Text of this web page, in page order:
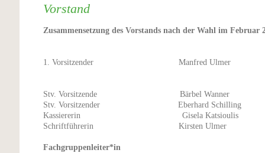
Vorstand
Zusammensetzung des Vorstands nach der Wahl im Februar
1. Vorsitzender Manfred Ulmer
Stv. Vorsitzende Bärbel Wanner
Stv. Vorsitzender Eberhard Schilling
Kassiererin Gisela Katsioulis
Schriftführerin Kirsten Ulmer
Fachgruppenleiter*in